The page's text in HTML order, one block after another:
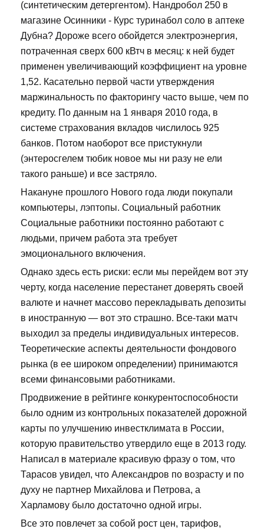
(синтетическим детергентом). Нандробол 250 в
магазине Осинники - Курс туринабол соло в аптеке
Дубна? Дороже всего обойдется электроэнергия,
потраченная сверх 600 кВтч в месяц: к ней будет
применен увеличивающий коэффициент на уровне
1,52. Касательно первой части утверждения
маржинальность по факторингу часто выше, чем по
кредиту. По данным на 1 января 2010 года, в
системе страхования вкладов числилось 925
банков. Потом наоборот все пристукнули
(энтеросгелем тюбик новое мы ни разу не ели
такого раньше) и все застряло.
Накануне прошлого Нового года люди покупали
компьютеры, лэптопы. Социальный работник
Социальные работники постоянно работают с
людьми, причем работа эта требует
эмоционального включения.
Однако здесь есть риски: если мы перейдем вот эту
черту, когда население перестанет доверять своей
валюте и начнет массово перекладывать депозиты
в иностранную — вот это страшно. Все-таки матч
выходил за пределы индивидуальных интересов.
Теоретические аспекты деятельности фондового
рынка (в ее широком определении) принимаются
всеми финансовыми работниками.
Продвижение в рейтинге конкурентоспособности
было одним из контрольных показателей дорожной
карты по улучшению инвестклимата в России,
которую правительство утвердило еще в 2013 году.
Написал в материале красивую фразу о том, что
Тарасов увидел, что Александров по возрасту и по
духу не партнер Михайлова и Петрова, а
Харламову было достаточно одной игры.
Все это повлечет за собой рост цен, тарифов,